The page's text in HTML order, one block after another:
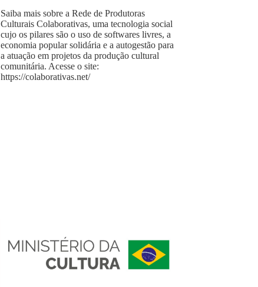
Saiba mais sobre a Rede de Produtoras
Culturais Colaborativas, uma tecnologia social
cujo os pilares são o uso de softwares livres, a
economia popular solidária e a autogestão para
a atuação em projetos da produção cultural
comunitária. Acesse o site:
https://colaborativas.net/